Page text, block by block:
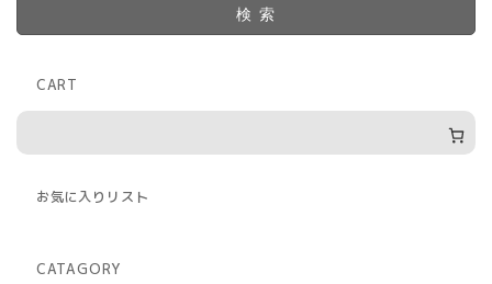
検索
CART
お気に入りリスト
CATAGORY